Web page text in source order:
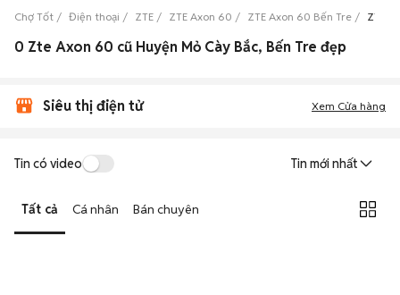
Chợ Tốt Điện thoại ZTE ZTE Axon 60 ZTE Axon 60 Bến Tre ZTE
0 Zte Axon 60 cũ Huyện Mỏ Cày Bắc, Bến Tre đẹp
Siêu thị điện tử Xem Cửa hàng
Tin có video Tin mới nhất
Tất cả Cá nhân Bán chuyên